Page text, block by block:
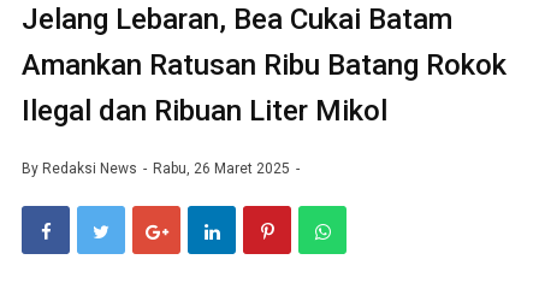
Jelang Lebaran, Bea Cukai Batam
Amankan Ratusan Ribu Batang Rokok
Ilegal dan Ribuan Liter Mikol
By Redaksi News Rabu, 26 Maret 2025